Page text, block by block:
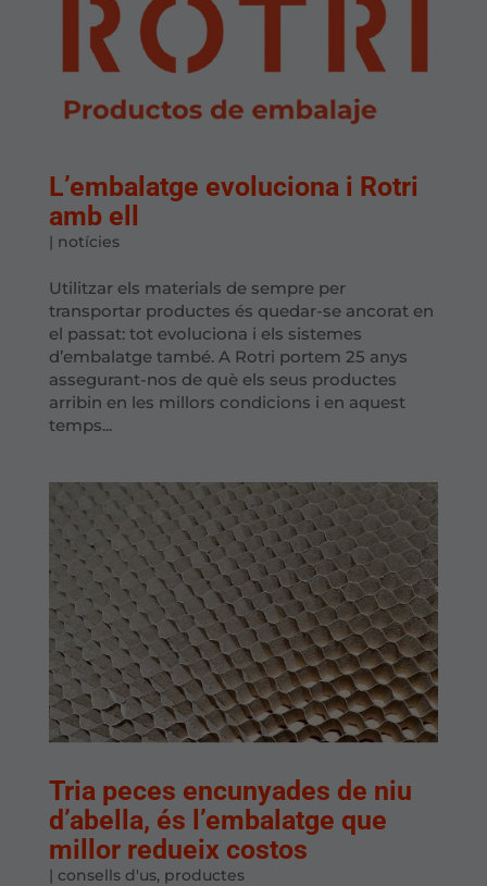
L’embalatge evoluciona i Rotri
amb ell
| notícies
Utilitzar els materials de sempre per
transportar productes és quedar-se ancorat en
el passat: tot evoluciona i els sistemes
d’embalatge també. A Rotri portem 25 anys
assegurant-nos de què els seus productes
arribin en les millors condicions i en aquest
temps...
Tria peces encunyades de niu
d’abella, és l’embalatge que
millor redueix costos
| consells d'us, productes